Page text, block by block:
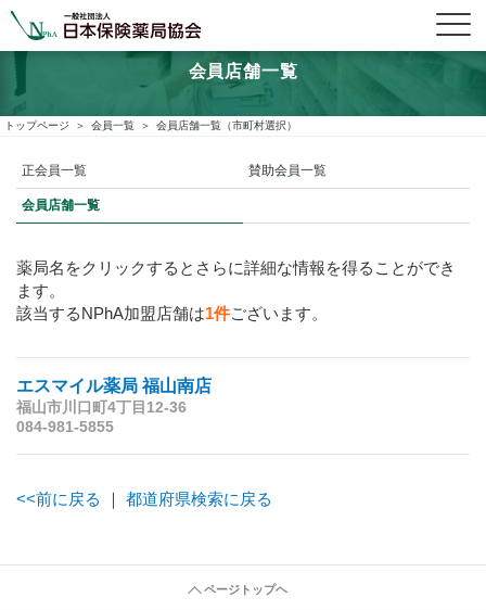
会員店舗一覧
トップページ 会員一覧 会員店舗一覧（市町村選択）
正会員一覧 賛助会員一覧
会員店舗一覧
薬局名をクリックするとさらに詳細な情報を得ることができ
ます。
該当するNPhA加盟店舗は1件ございます。
エスマイル薬局 福山南店
福山市川口町4丁目12-36
084-981-5855
<<前に戻る ｜ 都道府県検索に戻る
ページトップヘ